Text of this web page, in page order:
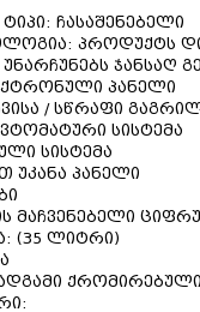
ჩასაშენებელი
პროდუქტს
ჯანსაღ
პანელი
/ სწრაფი
სისტემა
სისტემა
უკანა პანელი
მაჩვენებელი
(35 ლიტრი)